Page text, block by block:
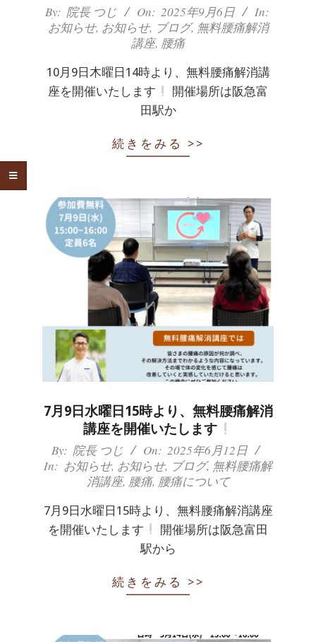
2025-
09-
By: 院長 つじ On: 2025年9月6日
In:
お知らせ, お知らせ, ブログ, 無料腰痛解消
講座, 腰痛
10月9日木曜日14時より、無料腰痛解消講
座を開催いたします
開催場所は阪急富
田駅か
続きをみる >>
7月9日水曜日15時より、無料腰痛解消
講座を開催いたします
2025-
06-
By: 院長 つじ On: 2025年6月12日
In: お知らせ, お知らせ, ブログ, 無料腰痛解
消講座, 腰痛, 腰痛について
7月9日水曜日15時より、無料腰痛解消講座
を開催いたします
開催場所は阪急富田
駅から
続きをみる >>